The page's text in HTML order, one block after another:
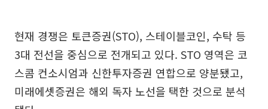
현재 경쟁은 토큰증권(STO), 스테이블코인, 수탁 등
3대 전선을 중심으로 전개되고 있다. STO 영역은 코
스콤 컨소시엄과 신한투자증권 연합으로 양분됐고,
미래에셋증권은 해외 독자 노선을 택한 것으로 분석